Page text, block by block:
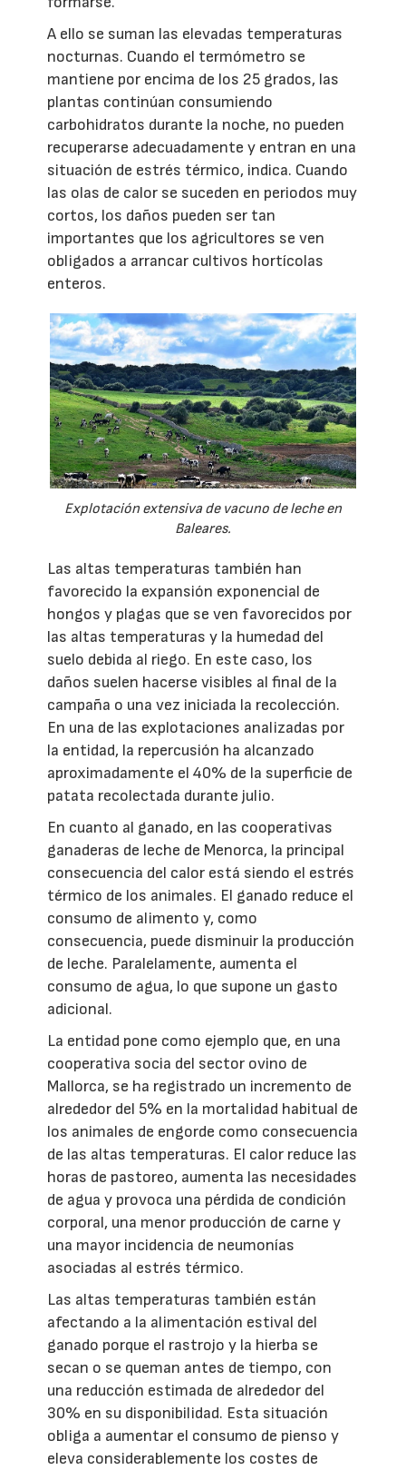
A ello se suman las elevadas temperaturas
nocturnas. Cuando el termómetro se
mantiene por encima de los 25 grados, las
plantas continúan consumiendo
carbohidratos durante la noche, no pueden
recuperarse adecuadamente y entran en una
situación de estrés térmico, indica. Cuando
las olas de calor se suceden en periodos muy
cortos, los daños pueden ser tan
importantes que los agricultores se ven
obligados a arrancar cultivos hortícolas
enteros.
Explotación extensiva de vacuno de leche en
Baleares.
Las altas temperaturas también han
favorecido la expansión exponencial de
hongos y plagas que se ven favorecidos por
las altas temperaturas y la humedad del
suelo debida al riego. En este caso, los
daños suelen hacerse visibles al final de la
campaña o una vez iniciada la recolección.
En una de las explotaciones analizadas por
la entidad, la repercusión ha alcanzado
aproximadamente el 40% de la superficie de
patata recolectada durante julio.
En cuanto al ganado, en las cooperativas
ganaderas de leche de Menorca, la principal
consecuencia del calor está siendo el estrés
térmico de los animales. El ganado reduce el
consumo de alimento y, como
consecuencia, puede disminuir la producción
de leche. Paralelamente, aumenta el
consumo de agua, lo que supone un gasto
adicional.
La entidad pone como ejemplo que, en una
cooperativa socia del sector ovino de
Mallorca, se ha registrado un incremento de
alrededor del 5% en la mortalidad habitual de
los animales de engorde como consecuencia
de las altas temperaturas. El calor reduce las
horas de pastoreo, aumenta las necesidades
de agua y provoca una pérdida de condición
corporal, una menor producción de carne y
una mayor incidencia de neumonías
asociadas al estrés térmico.
Las altas temperaturas también están
afectando a la alimentación estival del
ganado porque el rastrojo y la hierba se
secan o se queman antes de tiempo, con
una reducción estimada de alrededor del
30% en su disponibilidad. Esta situación
obliga a aumentar el consumo de pienso y
eleva considerablemente los costes de